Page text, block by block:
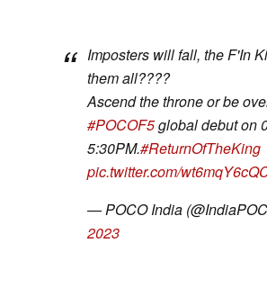
Imposters will fall, the F'In
them all????
Ascend the throne or be
#POCOF5global debut on
5:30PM.#ReturnOfTheKing
pic.twitter.com/
— POCO India
2023